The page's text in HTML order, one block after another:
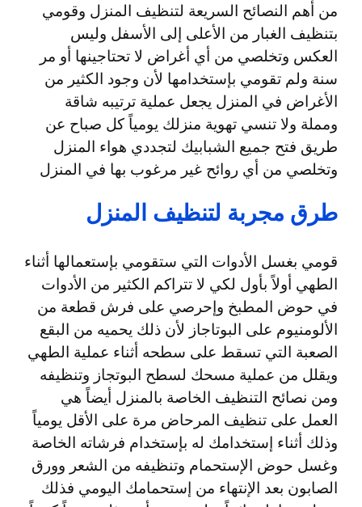
من أهم النصائح السريعة لتنظيف المنزل وقومي
بتنظيف الغبار من الأعلى إلى الأسفل وليس
العكس وتخلصي من أي أغراض لا تحتاجينها أو مر
سنة ولم تقومي بإستخدامها لأن وجود الكثير من
الأغراض في المنزل يجعل عملية ترتيبه شاقة
ومملة ولا تنسي تهوية منزلك يومياً كل صباح عن
طريق فتح جميع الشبابيك لتجددي هواء المنزل
وتخلصي من أي روائح غير مرغوب بها في المنزل
طرق مجربة لتنظيف المنزل
قومي بغسل الأدوات التي ستقومي بإستعمالها أثناء
الطهي أولاً بأول لكي لا تتراكم الكثير من الأدوات
في حوض المطبخ وإحرصي على فرش قطعة من
الألومنيوم على البوتاجاز لأن ذلك يحميه من البقع
الصعبة التي تسقط على سطحه أثناء عملية الطهي
ويقلل من عملية مسحك لسطح البوتجاز وتنظيفه
ومن نصائح التنظيف الخاصة بالمنزل أيضاً هي
العمل على تنظيف المرحاض مرة على الأقل يومياً
وذلك أثناء إستخدامك له بإستخدام فرشاته الخاصة
وغسل حوض الإستحمام وتنظيفه من الشعر وورق
الصابون بعد الإنتهاء من إستحمامك اليومي فذلك